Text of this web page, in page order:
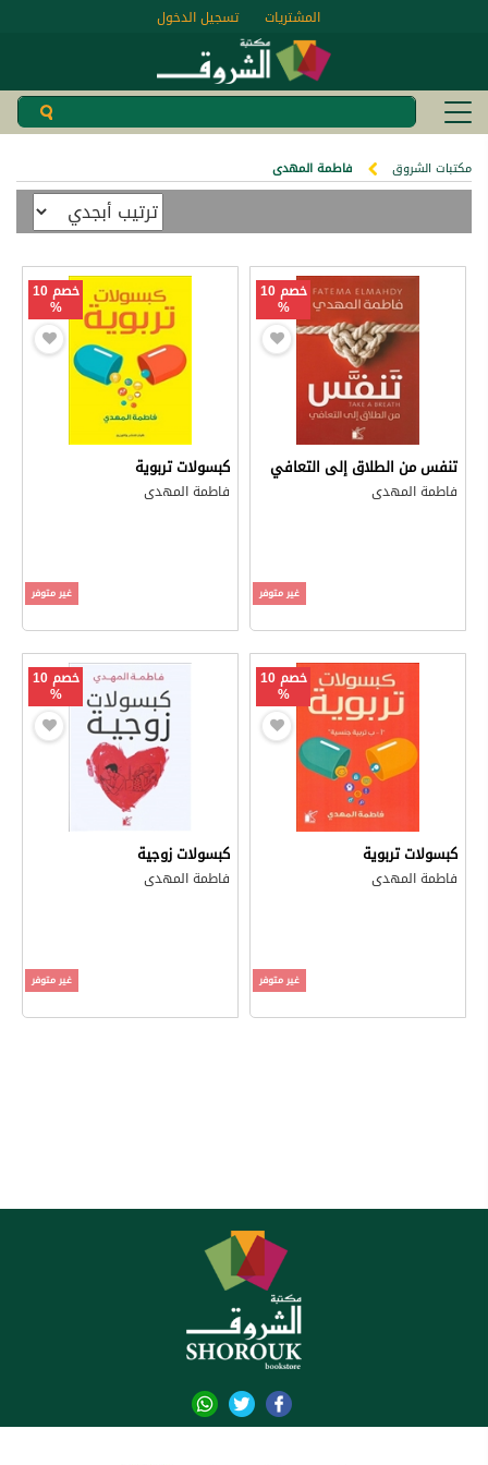
تسجيل الدخول المشتريات
مكتبات الشروق فاطمة المهدى
خصم 10
%
تنفس من الطلاق إلى التعافي
فاطمة المهدى
غير متوفر
خصم 10
%
كبسولات تربوية
فاطمة المهدى
غير متوفر
خصم 10
%
كبسولات تربوية
فاطمة المهدى
غير متوفر
خصم 10
%
كبسولات زوجية
فاطمة المهدى
غير متوفر